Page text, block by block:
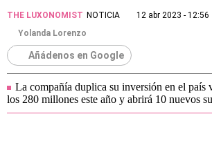
THE LUXONOMIST NOTICIA
12 abr 2023 - 12:56
Yolanda Lorenzo
Añádenos en Google
La compañía duplica su inversión en el país
los 280 millones este año y abrirá 10 nuevos